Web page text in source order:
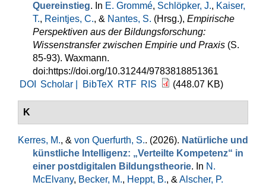
Quereinstieg. In E. Grommé, Schlöpker, J., Kaiser,
T., Reintjes, C., & Nantes, S. (Hrsg.), Empirische
Perspektiven aus der Bildungsforschung:
Wissenstransfer zwischen Empirie und Praxis (S.
85-93). Waxmann.
doi:https://doi.org/10.31244/9783818851361
DOI
Scholar | BibTeX RTF RIS (448.07 KB)
K
Kerres, M., & von Querfurth, S.. (2026). Natürliche und
künstliche Intelligenz: „Verteilte Kompetenz“ in
einer postdigitalen Bildungstheorie. In N.
McElvany, Becker, M., Heppt, B., & Alscher, P.